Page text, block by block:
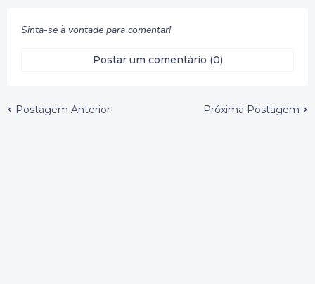
Sinta-se à vontade para comentar!
Postar um comentário (0)
Postagem Anterior Próxima Postagem